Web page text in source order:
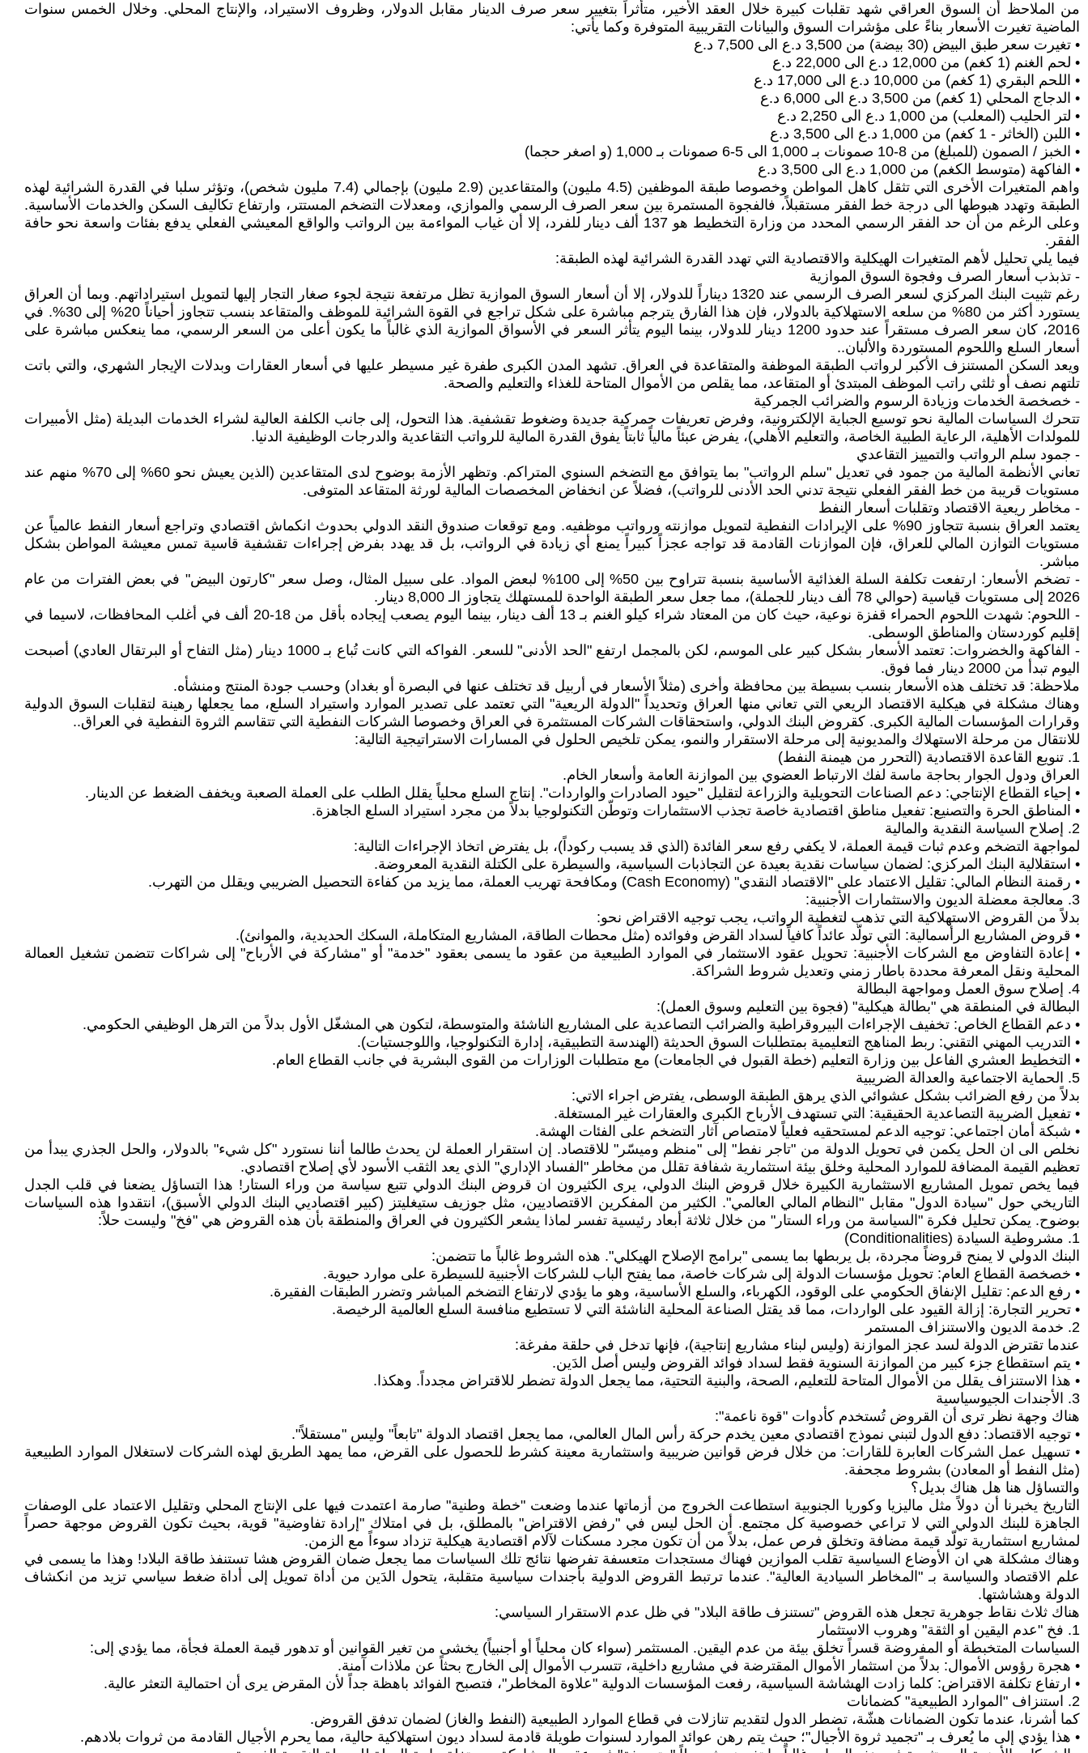
من الملاحظ أن السوق العراقي شهد تقلبات كبيرة خلال العقد الأخير، متأثراً بتغيير سعر صرف الدينار مقابل الدولار، وظروف الاستيراد، والإنتاج المحلي. وخلال الخمس سنوات
الماضية تغيرت الأسعار بناءً على مؤشرات السوق والبيانات التقريبية المتوفرة وكما يأتي:
• تغيرت سعر طبق البيض (30 بيضة) من 3,500 د.ع الى 7,500 د.ع
• لحم الغنم (1 كغم) من 12,000 د.ع الى 22,000 د.ع
• اللحم البقري (1 كغم) من 10,000 د.ع الى 17,000 د.ع
• الدجاج المحلي (1 كغم) من 3,500 د.ع الى 6,000 د.ع
• لتر الحليب (المعلب) من 1,000 د.ع الى 2,250 د.ع
• اللبن (الخاثر - 1 كغم) من 1,000 د.ع الى 3,500 د.ع
• الخبز / الصمون (للمبلغ) من 8-10 صمونات بـ 1,000 الى 5-6 صمونات بـ 1,000 (و اصغر حجما)
• الفاكهة (متوسط الكغم) من 1,000 د.ع الى 3,500 د.ع
واهم المتغيرات الأخرى التي تثقل كاهل المواطن وخصوصا طبقة الموظفين (4.5 مليون) والمتقاعدين (2.9 مليون) بإجمالي (7.4 مليون شخص)، وتؤثر سلبا في القدرة الشرائية لهذه
الطبقة وتهدد هبوطها الى درجة خط الفقر مستقبلاً، فالفجوة المستمرة بين سعر الصرف الرسمي والموازي، ومعدلات التضخم المستتر، وارتفاع تكاليف السكن والخدمات الأساسية.
وعلى الرغم من أن حد الفقر الرسمي المحدد من وزارة التخطيط هو 137 ألف دينار للفرد، إلا أن غياب المواءمة بين الرواتب والواقع المعيشي الفعلي يدفع بفئات واسعة نحو حافة
الفقر.
فيما يلي تحليل لأهم المتغيرات الهيكلية والاقتصادية التي تهدد القدرة الشرائية لهذه الطبقة:
- تذبذب أسعار الصرف وفجوة السوق الموازية
رغم تثبيت البنك المركزي لسعر الصرف الرسمي عند 1320 ديناراً للدولار، إلا أن أسعار السوق الموازية تظل مرتفعة نتيجة لجوء صغار التجار إليها لتمويل استيراداتهم. وبما أن العراق
يستورد أكثر من 80% من سلعه الاستهلاكية بالدولار، فإن هذا الفارق يترجم مباشرة على شكل تراجع في القوة الشرائية للموظف والمتقاعد بنسب تتجاوز أحياناً 20% إلى 30%. في
2016، كان سعر الصرف مستقراً عند حدود 1200 دينار للدولار، بينما اليوم يتأثر السعر في الأسواق الموازية الذي غالباً ما يكون أعلى من السعر الرسمي، مما ينعكس مباشرة على
أسعار السلع واللحوم المستوردة والألبان..
ويعد السكن المستنزف الأكبر لرواتب الطبقة الموظفة والمتقاعدة في العراق. تشهد المدن الكبرى طفرة غير مسيطر عليها في أسعار العقارات وبدلات الإيجار الشهري، والتي باتت
تلتهم نصف أو ثلثي راتب الموظف المبتدئ أو المتقاعد، مما يقلص من الأموال المتاحة للغذاء والتعليم والصحة.
- خصخصة الخدمات وزيادة الرسوم والضرائب الجمركية
تتحرك السياسات المالية نحو توسيع الجباية الإلكترونية، وفرض تعريفات جمركية جديدة وضغوط تقشفية. هذا التحول، إلى جانب الكلفة العالية لشراء الخدمات البديلة (مثل الأمبيرات
للمولدات الأهلية، الرعاية الطبية الخاصة، والتعليم الأهلي)، يفرض عبئاً مالياً ثابتاً يفوق القدرة المالية للرواتب التقاعدية والدرجات الوظيفية الدنيا.
- جمود سلم الرواتب والتمييز التقاعدي
تعاني الأنظمة المالية من جمود في تعديل "سلم الرواتب" بما يتوافق مع التضخم السنوي المتراكم. وتظهر الأزمة بوضوح لدى المتقاعدين (الذين يعيش نحو 60% إلى 70% منهم عند
مستويات قريبة من خط الفقر الفعلي نتيجة تدني الحد الأدنى للرواتب)، فضلاً عن انخفاض المخصصات المالية لورثة المتقاعد المتوفى.
- مخاطر ريعية الاقتصاد وتقلبات أسعار النفط
يعتمد العراق بنسبة تتجاوز 90% على الإيرادات النفطية لتمويل موازنته ورواتب موظفيه. ومع توقعات صندوق النقد الدولي بحدوث انكماش اقتصادي وتراجع أسعار النفط عالمياً عن
مستويات التوازن المالي للعراق، فإن الموازنات القادمة قد تواجه عجزاً كبيراً يمنع أي زيادة في الرواتب، بل قد يهدد بفرض إجراءات تقشفية قاسية تمس معيشة المواطن بشكل
مباشر.
- تضخم الأسعار: ارتفعت تكلفة السلة الغذائية الأساسية بنسبة تتراوح بين 50% إلى 100% لبعض المواد. على سبيل المثال، وصل سعر "كارتون البيض" في بعض الفترات من عام
2026 إلى مستويات قياسية (حوالي 78 ألف دينار للجملة)، مما جعل سعر الطبقة الواحدة للمستهلك يتجاوز الـ 8,000 دينار.
- اللحوم: شهدت اللحوم الحمراء قفزة نوعية، حيث كان من المعتاد شراء كيلو الغنم بـ 13 ألف دينار، بينما اليوم يصعب إيجاده بأقل من 18-20 ألف في أغلب المحافظات، لاسيما في
إقليم كوردستان والمناطق الوسطى.
- الفاكهة والخضروات: تعتمد الأسعار بشكل كبير على الموسم، لكن بالمجمل ارتفع "الحد الأدنى" للسعر. الفواكه التي كانت تُباع بـ 1000 دينار (مثل التفاح أو البرتقال العادي) أصبحت
اليوم تبدأ من 2000 دينار فما فوق.
ملاحظة: قد تختلف هذه الأسعار بنسب بسيطة بين محافظة وأخرى (مثلاً الأسعار في أربيل قد تختلف عنها في البصرة أو بغداد) وحسب جودة المنتج ومنشأه.
وهناك مشكلة في هيكلية الاقتصاد الريعي التي تعاني منها العراق وتحديداً "الدولة الريعية" التي تعتمد على تصدير الموارد واستيراد السلع، مما يجعلها رهينة لتقلبات السوق الدولية
وقرارات المؤسسات المالية الكبرى. كقروض البنك الدولي، واستحقاقات الشركات المستثمرة في العراق وخصوصا الشركات النفطية التي تتقاسم الثروة النفطية في العراق..
للانتقال من مرحلة الاستهلاك والمديونية إلى مرحلة الاستقرار والنمو، يمكن تلخيص الحلول في المسارات الاستراتيجية التالية:
1. تنويع القاعدة الاقتصادية (التحرر من هيمنة النفط)
العراق ودول الجوار بحاجة ماسة لفك الارتباط العضوي بين الموازنة العامة وأسعار الخام.
• إحياء القطاع الإنتاجي: دعم الصناعات التحويلية والزراعة لتقليل "حيود الصادرات والواردات". إنتاج السلع محلياً يقلل الطلب على العملة الصعبة ويخفف الضغط عن الدينار.
• المناطق الحرة والتصنيع: تفعيل مناطق اقتصادية خاصة تجذب الاستثمارات وتوطّن التكنولوجيا بدلاً من مجرد استيراد السلع الجاهزة.
2. إصلاح السياسة النقدية والمالية
لمواجهة التضخم وعدم ثبات قيمة العملة، لا يكفي رفع سعر الفائدة (الذي قد يسبب ركوداً)، بل يفترض اتخاذ الإجراءات التالية:
• استقلالية البنك المركزي: لضمان سياسات نقدية بعيدة عن التجاذبات السياسية، والسيطرة على الكتلة النقدية المعروضة.
• رقمنة النظام المالي: تقليل الاعتماد على "الاقتصاد النقدي" (Cash Economy) ومكافحة تهريب العملة، مما يزيد من كفاءة التحصيل الضريبي ويقلل من التهرب.
3. معالجة معضلة الديون والاستثمارات الأجنبية:
بدلاً من القروض الاستهلاكية التي تذهب لتغطية الرواتب، يجب توجيه الاقتراض نحو:
• قروض المشاريع الرأسمالية: التي تولّد عائداً كافياً لسداد القرض وفوائده (مثل محطات الطاقة، المشاريع المتكاملة، السكك الحديدية، والموانئ).
• إعادة التفاوض مع الشركات الأجنبية: تحويل عقود الاستثمار في الموارد الطبيعية من عقود ما يسمى بعقود "خدمة" أو "مشاركة في الأرباح" إلى شراكات تتضمن تشغيل العمالة
المحلية ونقل المعرفة محددة باطار زمني وتعديل شروط الشراكة.
4. إصلاح سوق العمل ومواجهة البطالة
البطالة في المنطقة هي "بطالة هيكلية" (فجوة بين التعليم وسوق العمل):
• دعم القطاع الخاص: تخفيف الإجراءات البيروقراطية والضرائب التصاعدية على المشاريع الناشئة والمتوسطة، لتكون هي المشغّل الأول بدلاً من الترهل الوظيفي الحكومي.
• التدريب المهني التقني: ربط المناهج التعليمية بمتطلبات السوق الحديثة (الهندسة التطبيقية، إدارة التكنولوجيا، واللوجستيات).
• التخطيط العشري الفاعل بين وزارة التعليم (خطة القبول في الجامعات) مع متطلبات الوزارات من القوى البشرية في جانب القطاع العام.
5. الحماية الاجتماعية والعدالة الضريبية
بدلاً من رفع الضرائب بشكل عشوائي الذي يرهق الطبقة الوسطى، يفترض اجراء الاتي:
• تفعيل الضريبة التصاعدية الحقيقية: التي تستهدف الأرباح الكبرى والعقارات غير المستغلة.
• شبكة أمان اجتماعي: توجيه الدعم لمستحقيه فعلياً لامتصاص آثار التضخم على الفئات الهشة.
نخلص الى ان الحل يكمن في تحويل الدولة من "تاجر نفط" إلى "منظم وميسّر" للاقتصاد. إن استقرار العملة لن يحدث طالما أننا نستورد "كل شيء" بالدولار، والحل الجذري يبدأ من
تعظيم القيمة المضافة للموارد المحلية وخلق بيئة استثمارية شفافة تقلل من مخاطر "الفساد الإداري" الذي يعد الثقب الأسود لأي إصلاح اقتصادي.
فيما يخص تمويل المشاريع الاستثمارية الكبيرة خلال قروض البنك الدولي، يرى الكثيرون ان قروض البنك الدولي تتبع سياسة من وراء الستار! هذا التساؤل يضعنا في قلب الجدل
التاريخي حول "سيادة الدول" مقابل "النظام المالي العالمي". الكثير من المفكرين الاقتصاديين، مثل جوزيف ستيغليتز (كبير اقتصاديي البنك الدولي الأسبق)، انتقدوا هذه السياسات
بوضوح. يمكن تحليل فكرة "السياسة من وراء الستار" من خلال ثلاثة أبعاد رئيسية تفسر لماذا يشعر الكثيرون في العراق والمنطقة بأن هذه القروض هي "فخ" وليست حلاً:
1. مشروطية السيادة (Conditionalities)
البنك الدولي لا يمنح قروضاً مجردة، بل يربطها بما يسمى "برامج الإصلاح الهيكلي". هذه الشروط غالباً ما تتضمن:
• خصخصة القطاع العام: تحويل مؤسسات الدولة إلى شركات خاصة، مما يفتح الباب للشركات الأجنبية للسيطرة على موارد حيوية.
• رفع الدعم: تقليل الإنفاق الحكومي على الوقود، الكهرباء، والسلع الأساسية، وهو ما يؤدي لارتفاع التضخم المباشر وتضرر الطبقات الفقيرة.
• تحرير التجارة: إزالة القيود على الواردات، مما قد يقتل الصناعة المحلية الناشئة التي لا تستطيع منافسة السلع العالمية الرخيصة.
2. خدمة الديون والاستنزاف المستمر
عندما تقترض الدولة لسد عجز الموازنة (وليس لبناء مشاريع إنتاجية)، فإنها تدخل في حلقة مفرغة:
• يتم استقطاع جزء كبير من الموازنة السنوية فقط لسداد فوائد القروض وليس أصل الدَين.
• هذا الاستنزاف يقلل من الأموال المتاحة للتعليم، الصحة، والبنية التحتية، مما يجعل الدولة تضطر للاقتراض مجدداً. وهكذا.
3. الأجندات الجيوسياسية
هناك وجهة نظر ترى أن القروض تُستخدم كأدوات "قوة ناعمة":
• توجيه الاقتصاد: دفع الدول لتبني نموذج اقتصادي معين يخدم حركة رأس المال العالمي، مما يجعل اقتصاد الدولة "تابعاً" وليس "مستقلاً".
• تسهيل عمل الشركات العابرة للقارات: من خلال فرض قوانين ضريبية واستثمارية معينة كشرط للحصول على القرض، مما يمهد الطريق لهذه الشركات لاستغلال الموارد الطبيعية
(مثل النفط أو المعادن) بشروط مجحفة.
والتساؤل هنا هل هناك بديل؟
التاريخ يخبرنا أن دولاً مثل ماليزيا وكوريا الجنوبية استطاعت الخروج من أزماتها عندما وضعت "خطة وطنية" صارمة اعتمدت فيها على الإنتاج المحلي وتقليل الاعتماد على الوصفات
الجاهزة للبنك الدولي التي لا تراعي خصوصية كل مجتمع. أن الحل ليس في "رفض الاقتراض" بالمطلق، بل في امتلاك "إرادة تفاوضية" قوية، بحيث تكون القروض موجهة حصراً
لمشاريع استثمارية تولّد قيمة مضافة وتخلق فرص عمل، بدلاً من أن تكون مجرد مسكنات لآلام اقتصادية هيكلية تزداد سوءاً مع الزمن.
وهناك مشكلة هي ان الأوضاع السياسية تقلب الموازين فهناك مستجدات متعسفة تفرضها نتائج تلك السياسات مما يجعل ضمان القروض هشا تستنفذ طاقة البلاد! وهذا ما يسمى في
علم الاقتصاد والسياسة بـ "المخاطر السيادية العالية". عندما ترتبط القروض الدولية بأجندات سياسية متقلبة، يتحول الدَين من أداة تمويل إلى أداة ضغط سياسي تزيد من انكشاف
الدولة وهشاشتها.
هناك ثلاث نقاط جوهرية تجعل هذه القروض "تستنزف طاقة البلاد" في ظل عدم الاستقرار السياسي:
1. فخ "عدم اليقين او الثقة" وهروب الاستثمار
السياسات المتخبطة أو المفروضة قسراً تخلق بيئة من عدم اليقين. المستثمر (سواء كان محلياً أو أجنبياً) يخشى من تغير القوانين أو تدهور قيمة العملة فجأة، مما يؤدي إلى:
• هجرة رؤوس الأموال: بدلاً من استثمار الأموال المقترضة في مشاريع داخلية، تتسرب الأموال إلى الخارج بحثاً عن ملاذات آمنة.
• ارتفاع تكلفة الاقتراض: كلما زادت الهشاشة السياسية، رفعت المؤسسات الدولية "علاوة المخاطر"، فتصبح الفوائد باهظة جداً لأن المقرض يرى أن احتمالية التعثر عالية.
2. استنزاف "الموارد الطبيعية" كضمانات
كما أشرنا، عندما تكون الضمانات هشّة، تضطر الدول لتقديم تنازلات في قطاع الموارد الطبيعية (النفط والغاز) لضمان تدفق القروض.
• هذا يؤدي إلى ما يُعرف بـ "تجميد ثروة الأجيال"؛ حيث يتم رهن عوائد الموارد لسنوات طويلة قادمة لسداد ديون استهلاكية حالية، مما يحرم الأجيال القادمة من ثروات بلادهم.